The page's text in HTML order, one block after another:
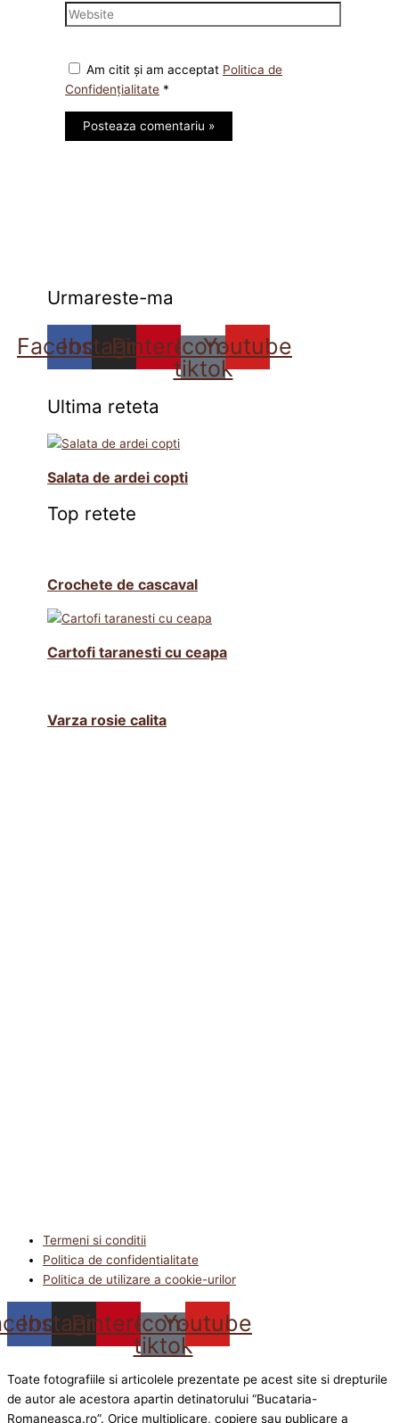
Am citit și am acceptat Politica de
Confidențialitate *
Urmareste-ma
Facebook
Instagram
Pinterest
Icon-
tiktok
Youtube
Ultima reteta
Salata de ardei copti
Top retete
Crochete de cascaval
Cartofi taranesti cu ceapa
Varza rosie calita
Termeni si conditii
Politica de confidentialitate
Politica de utilizare a cookie-urilor
Instagram
Pinterest
Icon-
tiktok
Youtube
Toate fotografiile si articolele prezentate pe acest site si drepturile
de autor ale acestora apartin detinatorului “Bucataria-
Romaneasca.ro”. Orice multiplicare, copiere sau publicare a